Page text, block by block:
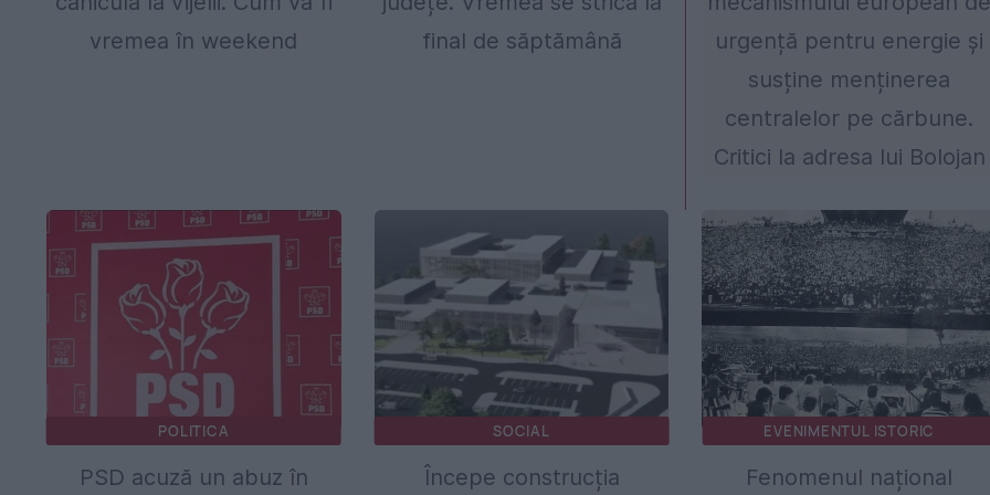
vremea în weekend
final de săptămână
urgență pentru energie și
susține menținerea
centralelor pe cărbune.
Critici la adresa lui Bolojan
POLITICA
PSD acuză un abuz în
SOCIAL
Începe construcția
EVENIMENTUL ISTORIC
Fenomenul național